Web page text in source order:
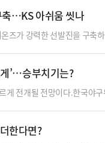
축…KS 아쉬움 씻나
즈가 강력한 선발진을 구축
다.특히 후라도는 타자 …
’…승부치기는?
게 전개될 전망이다.한국
장에서는 “높은 코스 공략이
한다면?